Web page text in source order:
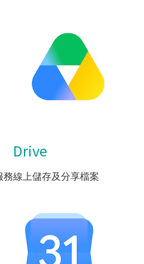
務
Drive
線上儲存及分享檔案